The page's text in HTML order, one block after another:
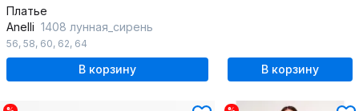
Платье
Anelli 1408 лунная_сирень
56, 58, 60, 62, 64
В корзину В корзину